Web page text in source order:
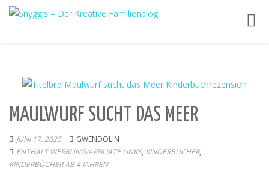
MAULWURF SUCHT DAS MEER
JUNI 17, 2025
GWENDOLIN
ENTHÄLT WERBUNG/AFFILIATE LINKS, KINDERBÜCHER,
KINDERBÜCHER AB 4 JAHREN